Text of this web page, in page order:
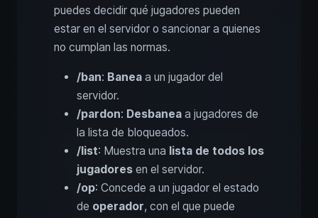
puedes decidir qué jugadores pueden
estar en el servidor o sancionar a quienes
no cumplan las normas.
/ban: Banea a un jugador del
servidor.
/pardon: Desbanea a jugadores de
la lista de bloqueados.
/list: Muestra una lista de todos los
jugadores en el servidor.
/op: Concede a un jugador el estado
de operador, con el que puede